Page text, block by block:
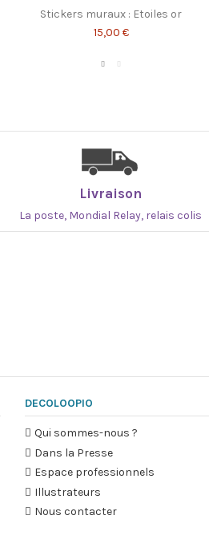
Stickers muraux : Etoiles or
15,00 €
Livraison
La poste, Mondial Relay, relais colis
DECOLOOPIO
Qui sommes-nous ?
Dans la Presse
Espace professionnels
Illustrateurs
Nous contacter